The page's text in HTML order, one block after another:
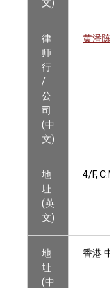
文)
律
师
行
/
公
司
(中
文)
黄潘
地
址
(英
文)
4/F,
地
址
(中
香港